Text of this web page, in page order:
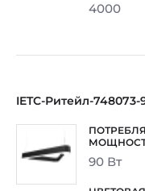
4000
IETC-Ритейл-748073-
90 Вт